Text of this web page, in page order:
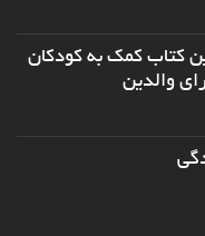
کتاب کمک به کودکان